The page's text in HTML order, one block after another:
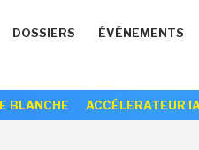
DOSSIERS ÉVÉNEMENTS
BLANCHE ACCÉLERATEUR